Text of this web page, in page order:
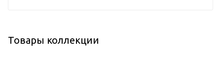
Товары коллекции